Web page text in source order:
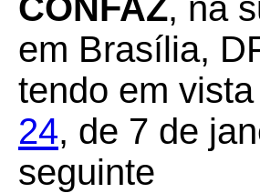
CONFAZ, na
em Brasília,
tendo em
24, de 7 de
seguinte